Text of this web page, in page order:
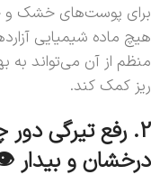
برای پوست‌های خشک و
هیچ ماده شیمیایی
منظم از آن می‌تواند
ریز کمک کند.
2. رفع تیرگی
درخشان و